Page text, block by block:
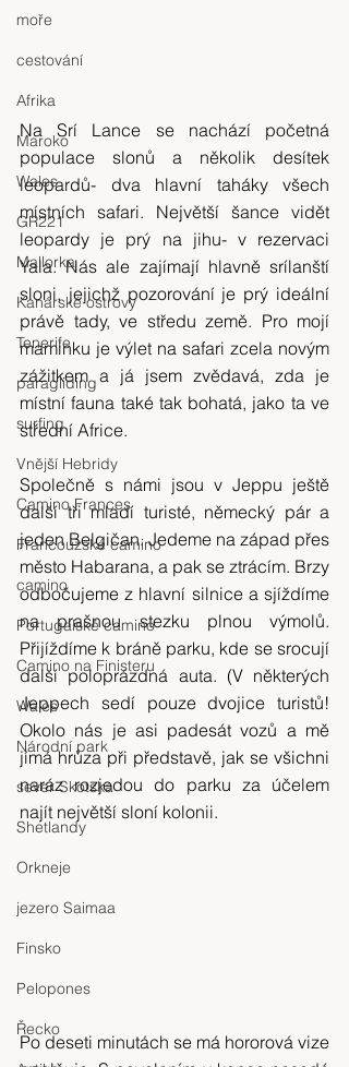
moře
cestování
Afrika
Maroko
Wales
GR221
Mallorka
Kanárské ostrovy
Tenerife
paragliding
surfing
Vnější Hebridy
Camino Frances
Francouzské camino
camino
Portugalské camino
Camino na Finisteru
Wales
Národní park
sever Skotska
Shetlandy
Orkneje
jezero Saimaa
Finsko
Pelopones
Řecko
Na Srí Lance se nachází početná
populace slonů a několik desítek
leopardů- dva hlavní taháky všech
místních safari. Největší šance vidět
leopardy je prý na jihu- v rezervaci
Yala. Nás ale zajímají hlavně srílanští
sloni, jejichž pozorování je prý ideální
právě tady, ve středu země. Pro mojí
maminku je výlet na safari zcela novým
zážitkem a já jsem zvědavá, zda je
místní fauna také tak bohatá, jako ta ve
střední Africe.
Společně s námi jsou v Jeppu ještě
další tři mladí turisté, německý pár a
jeden Belgičan. Jedeme na západ přes
město Habarana, a pak se ztrácím. Brzy
odbočujeme z hlavní silnice a sjíždíme
na prašnou stezku plnou výmolů.
Přijíždíme k bráně parku, kde se srocují
další poloprázdná auta. (V některých
Jeppech sedí pouze dvojice turistů!
Okolo nás je asi padesát vozů a mě
jímá hrůza při představě, jak se všichni
naráz rozjedou do parku za účelem
najít největší sloní kolonii.
Po deseti minutách se má hororová vize